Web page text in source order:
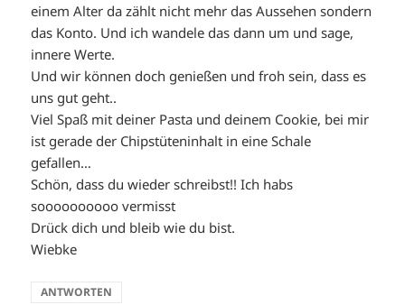
einem Alter da zählt nicht mehr das Aussehen sondern
das Konto. Und ich wandele das dann um und sage,
innere Werte.
Und wir können doch genießen und froh sein, dass es
uns gut geht..
Viel Spaß mit deiner Pasta und deinem Cookie, bei mir
ist gerade der Chipstüteninhalt in eine Schale
gefallen…
Schön, dass du wieder schreibst!! Ich habs
soooooooooo vermisst
Drück dich und bleib wie du bist.
Wiebke
ANTWORTEN